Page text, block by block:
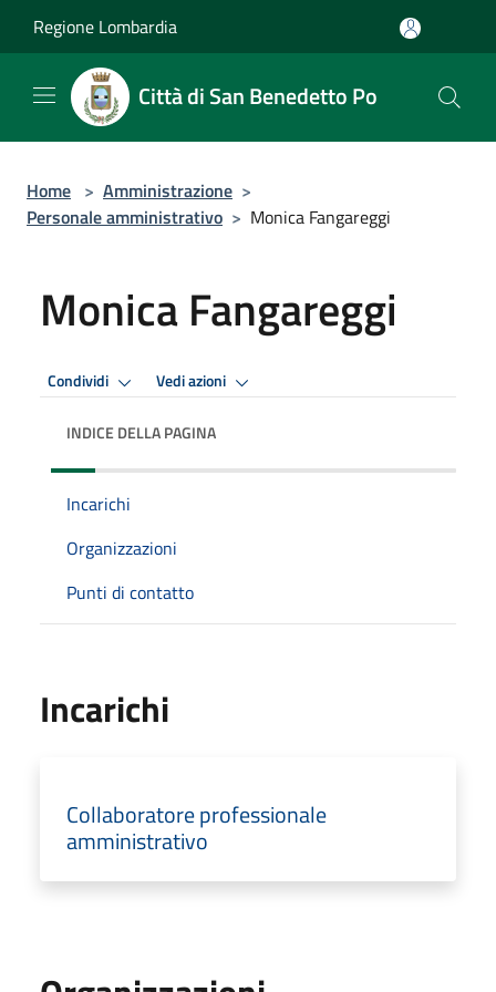
Regione Lombardia
Città di San Benedetto Po
Home > Amministrazione >
Personale amministrativo > Monica Fangareggi
Monica Fangareggi
Condividi Vedi azioni
INDICE DELLA PAGINA
Incarichi
Organizzazioni
Punti di contatto
Incarichi
Collaboratore professionale
amministrativo